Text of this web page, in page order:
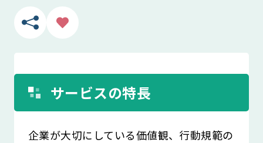
サービスの特長
企業が大切にしている価値観、行動規範の